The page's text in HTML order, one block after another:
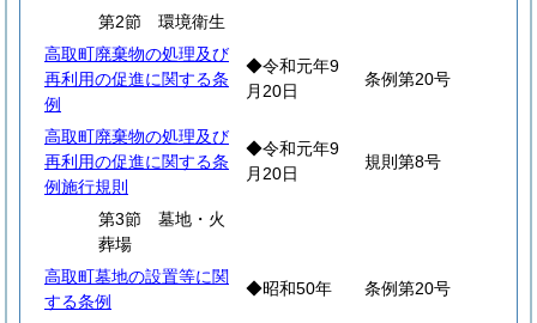
第2節 環境衛生
高取町廃棄物の処理及び
再利用の促進に関する条
例
◆令和元年9
月20日
条例第20号
高取町廃棄物の処理及び
再利用の促進に関する条
例施行規則
◆令和元年9
月20日
規則第8号
第3節 墓地・火
葬場
高取町墓地の設置等に関
する条例
◆昭和50年 条例第20号